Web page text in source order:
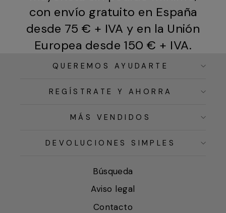
con envío gratuito en España
desde 75 € + IVA y en la Unión
Europea desde 150 € + IVA.
QUEREMOS AYUDARTE
REGÍSTRATE Y AHORRA
MÁS VENDIDOS
DEVOLUCIONES SIMPLES
Búsqueda
Aviso legal
Contacto